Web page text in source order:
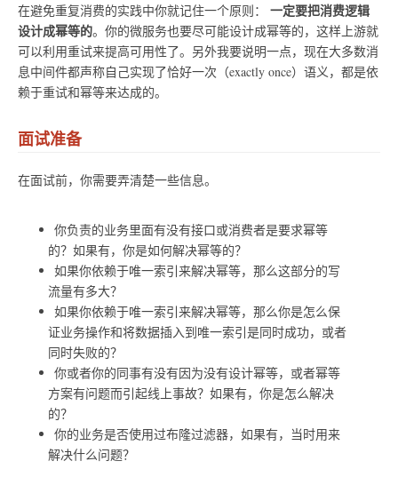
在避免重复消费的实践中你就记住一个原则： 一定要把消费逻辑
设计成幂等的。你的微服务也要尽可能设计成幂等的，这样上游就
可以利用重试来提高可用性了。另外我要说明一点，现在大多数消
息中间件都声称自己实现了恰好一次（exactly once）语义，都是依
赖于重试和幂等来达成的。
面试准备
在面试前，你需要弄清楚一些信息。
你负责的业务里面有没有接口或消费者是要求幂等
的？如果有，你是如何解决幂等的？
如果你依赖于唯一索引来解决幂等，那么这部分的写
流量有多大？
如果你依赖于唯一索引来解决幂等，那么你是怎么保
证业务操作和将数据插入到唯一索引是同时成功，或者
同时失败的？
你或者你的同事有没有因为没有设计幂等，或者幂等
方案有问题而引起线上事故？如果有，你是怎么解决
的？
你的业务是否使用过布隆过滤器，如果有，当时用来
解决什么问题？